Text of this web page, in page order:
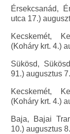
Érsekcsanád,
utca 17.)
Kecskemét,
(Koháry krt. 4.)
Sükösd,
91.) augusztus
Kecskemét,
(Koháry krt. 4.)
Baja, Bajai
10.) augusztus